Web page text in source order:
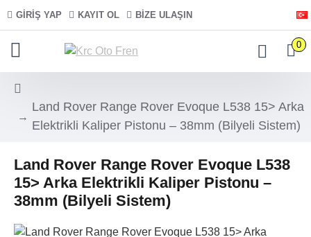
GIRIŞ YAP KAYIT OL BIZE ULAŞIN
0
Land Rover Range Rover Evoque L538 15> Arka
Elektrikli Kaliper Pistonu – 38mm (Bilyeli Sistem)
Land Rover Range Rover Evoque L538
15> Arka Elektrikli Kaliper Pistonu –
38mm (Bilyeli Sistem)